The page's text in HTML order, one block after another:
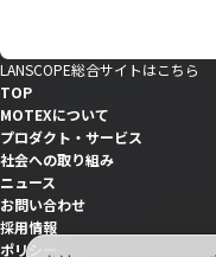
LANSCOPE総合サイトはこちら
TOP
MOTEXについて
プロダクト・サービス
社会への取り組み
ニュース
お問い合わせ
採用情報
ポリシー